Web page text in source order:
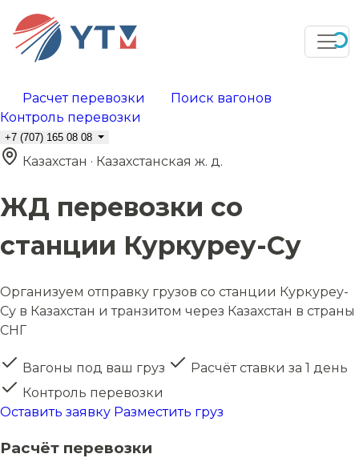
Расчет перевозки
Поиск вагонов
Контроль перевозки
+7 (707) 165 08 08
Казахстан · Казахстанская ж. д.
ЖД перевозки со
станции Куркуреу-Су
Организуем отправку грузов со станции Куркуреу-
Су в Казахстан и транзитом через Казахстан в страны
СНГ
Вагоны под ваш груз
Расчёт ставки за 1 день
Контроль перевозки
Оставить заявку Разместить груз
Расчёт перевозки